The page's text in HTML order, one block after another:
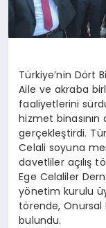
Türkiye’nin Dört
Aile ve akraba
faaliyetlerini
hizmet binasının
gerçekleştirdi.
Celali soyuna
davetliler açılış
Ege Celaliler
yönetim kurulu
törende, Onursal
bulundu.